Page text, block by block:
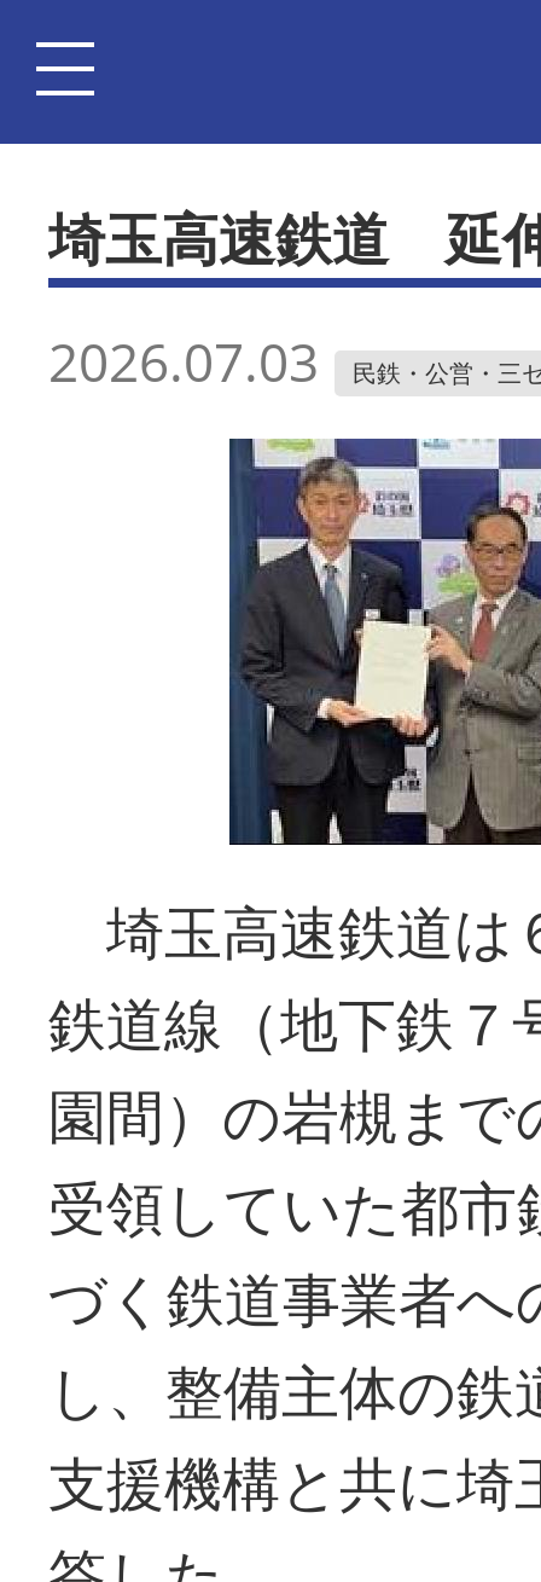
埼玉高速鉄道 延
2026.07.03 民鉄・公営・三
埼玉高速鉄道は
鉄道線（地下鉄
園間）の岩槻ま
受領していた都
づく鉄道事業者
し、整備主体の
支援機構と共に